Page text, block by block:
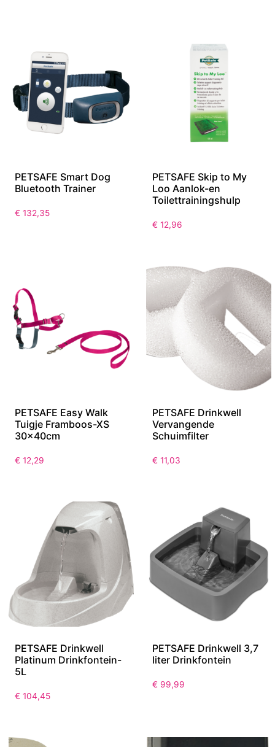
PETSAFE Smart Dog
Bluetooth Trainer
€ 132,35
PETSAFE Skip to My
Loo Aanlok-en
Toilettrainingshulp
€ 12,96
PETSAFE Easy Walk
Tuigje Framboos-XS
30x40cm
€ 12,29
PETSAFE Drinkwell
Vervangende
Schuimfilter
€ 11,03
PETSAFE Drinkwell
Platinum Drinkfontein-
5L
€ 104,45
PETSAFE Drinkwell 3,7
liter Drinkfontein
€ 99,99